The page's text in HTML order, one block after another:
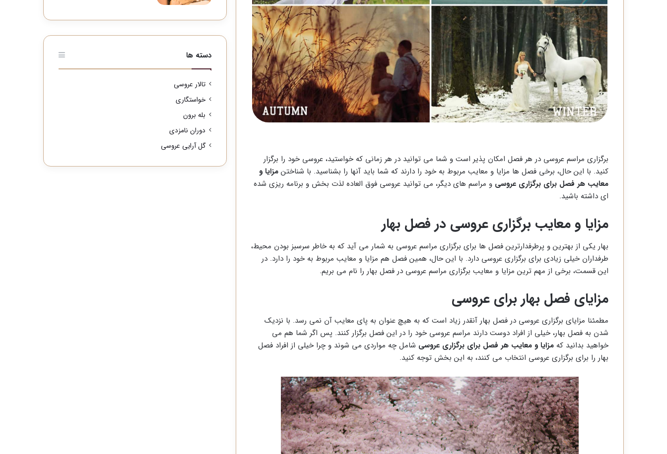
برگزاری مراسم عروسی در هر فصل امکان پذیر است و شما می توانید در هر زمانی که خواستید، عروسی خود را برگزار
کنید. با این حال، برخی فصل ها مزایا و معایب مربوط به خود را دارند که شما باید آنها را بشناسید. با شناختن مزایا و
معایب هر فصل برای برگزاری عروسی و مراسم های دیگر، می توانید عروسی فوق العاده لذت بخش و برنامه ریزی شده
ای داشته باشید.
مزایا و معایب برگزاری عروسی در فصل بهار
بهار یکی از بهترین و پرطرفدارترین فصل ها برای برگزاری مراسم عروسی به شمار می آید که به خاطر سرسبز بودن محیط،
طرفداران خیلی زیادی برای برگزاری عروسی دارد. با این حال، همین فصل هم مزایا و معایب مربوط به خود را دارد. در
این قسمت، برخی از مهم ترین مزایا و معایب برگزاری مراسم عروسی در فصل بهار را نام می بریم.
مزایای فصل بهار برای عروسی
مطمئنا مزایای برگزاری عروسی در فصل بهار آنقدر زیاد است که به هیچ عنوان به پای معایب آن نمی رسد. با نزدیک
شدن به فصل بهار، خیلی از افراد دوست دارند مراسم عروسی خود را در این فصل برگزار کنند. پس اگر شما هم می
خواهید بدانید که مزایا و معایب هر فصل برای برگزاری عروسی شامل چه مواردی می شوند و چرا خیلی از افراد فصل
بهار را برای برگزاری عروسی انتخاب می کنند، به این بخش توجه کنید.
دسته ها
تالار عروسی
خواستگاری
بله برون
دوران نامزدی
گل آرایی عروسی